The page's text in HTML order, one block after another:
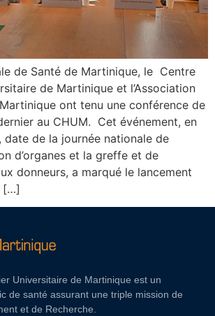
de Santé de Martinique, le Centre
de Martinique et l’Association
ont tenu une conférence de
au CHUM. Cet événement, en
de la journée nationale de
d’organes et la greffe et de
donneurs, a marqué le lancement
[…]
Universitaire de Martinique est un
de santé assurant une triple mission de
et de Recherche.